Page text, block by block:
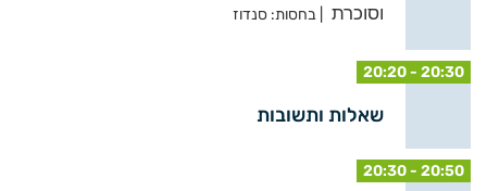
וסוכרת
| בחסות: סנדוז
20:20 - 20:30
שאלות ותשובות
20:30 - 20:50